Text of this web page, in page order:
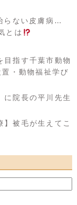
らない皮膚病…
とは
目指す千葉市動物
・動物福祉学び
に院長の平川先生
】被毛が生えてこ